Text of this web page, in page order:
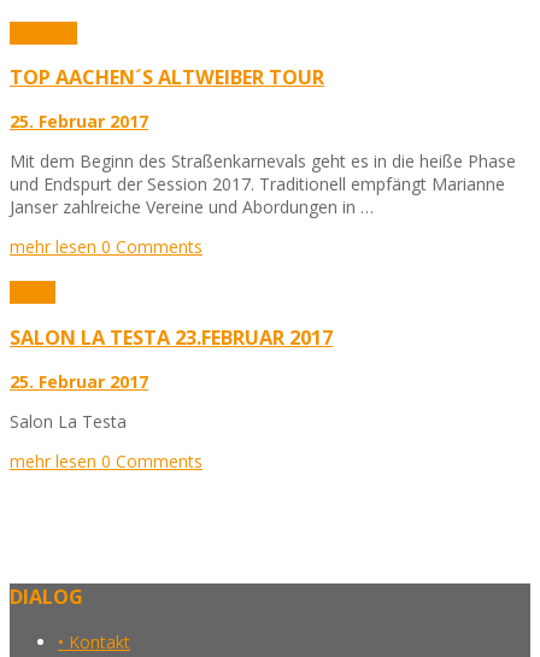
TOP AACHEN´S ALTWEIBER TOUR
25. Februar 2017
Mit dem Beginn des Straßenkarnevals geht es in die heiße Phase
und Endspurt der Session 2017. Traditionell empfängt Marianne
Janser zahlreiche Vereine und Abordungen in …
mehr lesen 0 Comments
SALON LA TESTA 23.FEBRUAR 2017
25. Februar 2017
Salon La Testa
mehr lesen 0 Comments
DIALOG
• Kontakt